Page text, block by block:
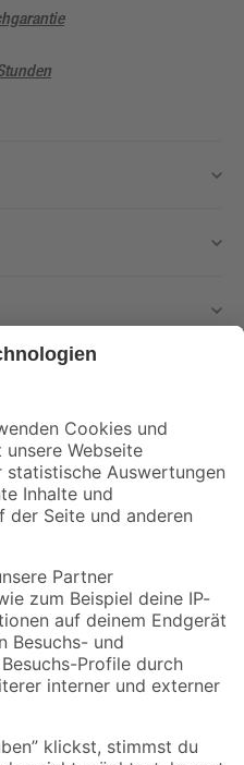
Aktionen mehr verpassen!
Versandarten